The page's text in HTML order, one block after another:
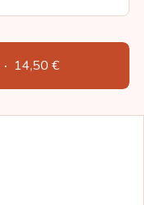
· 14,50 €